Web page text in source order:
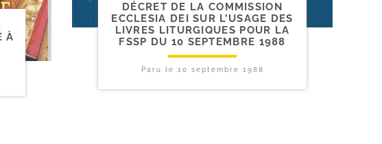
À
DÉCRET DE LA COMMISSION
ECCLESIA DEI SUR L’USAGE DES
LIVRES LITURGIQUES POUR LA
FSSP DU 10 SEPTEMBRE 1988
Paru le 10 septembre 1988